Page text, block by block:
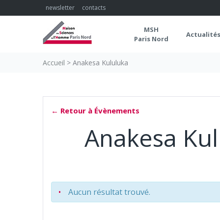
to
newsletter contacts
MSH
Paris Nord
Actualités
Accueil > Anakesa Kululuka
← Retour à Évènements
Anakesa
Aucun résultat trouvé.